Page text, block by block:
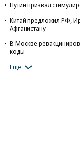
Путин призвал
Китай предложил РФ,
Афганистану
В Москве
коды
Еще